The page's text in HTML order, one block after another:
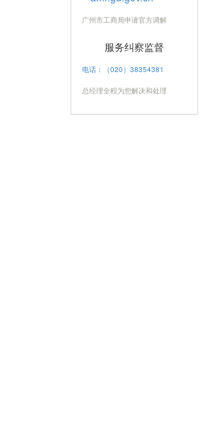
广州市工商局申请官方调解
服务纠察监督
电话：（020）38354381
总经理全程为您解决和处理